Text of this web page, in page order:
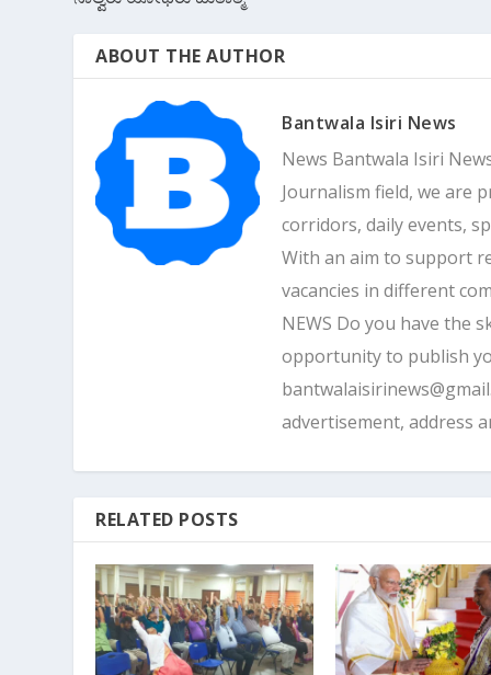
ABOUT THE AUTHOR
Bantwala Isiri News
News Bantwala Isiri
Journalism field, we are
corridors, daily events,
With an aim to support
vacancies in different
NEWS Do you have the
opportunity to publish
advertisement, address
RELATED POSTS